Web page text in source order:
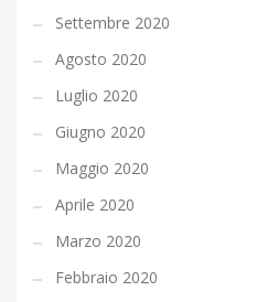
Settembre 2020
Agosto 2020
Luglio 2020
Giugno 2020
Maggio 2020
Aprile 2020
Marzo 2020
Febbraio 2020